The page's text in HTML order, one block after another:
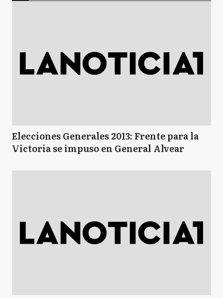
Elecciones Generales 2013: Frente para la
Victoria se impuso en General Alvear